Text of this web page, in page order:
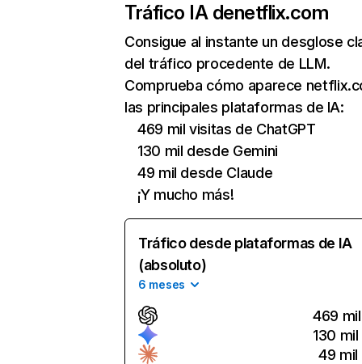
Tráfico IA denetflix.com
Consigue al instante un desglose
del tráfico procedente de LLM.
Comprueba cómo aparece
las principales plataformas de IA:
469 mil visitas de ChatGPT
130 mil desde Gemini
49 mil desde Claude
¡Y mucho más!
Tráfico desde plataformas de IA
(absoluto)
6 meses
469 mil
130 mil
49 mil